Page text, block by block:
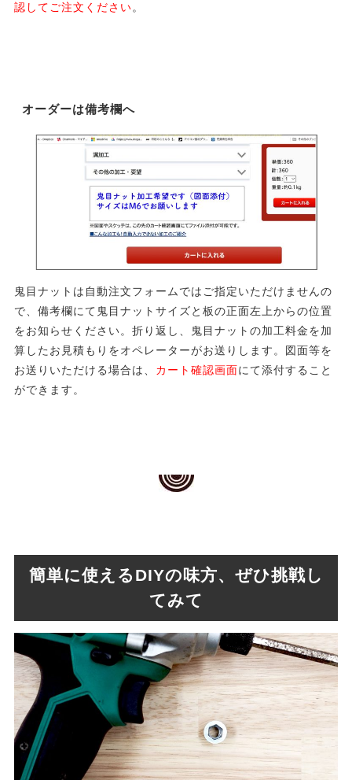
認してご注文ください。
オーダーは備考欄へ
鬼目ナットは自動注文フォームではご指定いただけませんの
で、備考欄にて鬼目ナットサイズと板の正面左上からの位置
をお知らせください。折り返し、鬼目ナットの加工料金を加
算したお見積もりをオペレーターがお送りします。図面等を
お送りいただける場合は、 カート確認画面にて添付すること
ができます。
簡単に使えるDIYの味方、ぜひ挑戦し
てみて